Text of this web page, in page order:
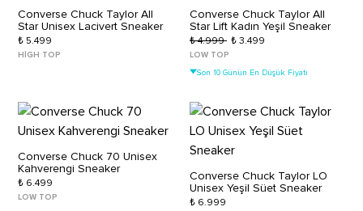
Converse Chuck Taylor All
Star Unisex Lacivert Sneaker
₺ 5.499
HIGH TOP
Converse Chuck Taylor All
Star Lift Kadın Yeşil Sneaker
₺ 4.999 ₺ 3.499
LOW TOP
Son 10 Günün En Düşük Fiyatı
Converse Chuck 70 Unisex
Kahverengi Sneaker
₺ 6.499
LOW TOP
Converse Chuck Taylor LO
Unisex Yeşil Süet Sneaker
₺ 6.999